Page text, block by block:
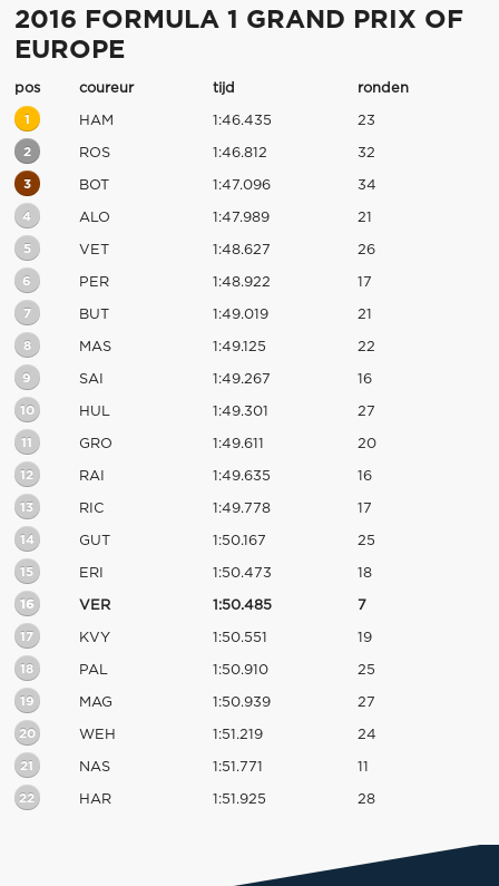
2016 FORMULA 1 GRAND PRIX OF
EUROPE
pos coureur tijd ronden
1 HAM 1:46.435 23
2 ROS 1:46.812 32
3 BOT 1:47.096 34
4 ALO 1:47.989 21
5 VET 1:48.627 26
6 PER 1:48.922 17
7 BUT 1:49.019 21
8 MAS 1:49.125 22
9 SAI 1:49.267 16
10 HUL 1:49.301 27
11 GRO 1:49.611 20
12 RAI 1:49.635 16
13 RIC 1:49.778 17
14 GUT 1:50.167 25
15 ERI 1:50.473 18
16 VER 1:50.485 7
17 KVY 1:50.551 19
18 PAL 1:50.910 25
19 MAG 1:50.939 27
20 WEH 1:51.219 24
21 NAS 1:51.771 11
22 HAR 1:51.925 28